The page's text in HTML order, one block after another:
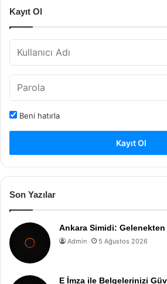
Kayıt Ol
Beni hatırla
Kayıt Ol
Son Yazılar
Ankara Simidi:
Admin 5 Ağustos 2026
E İmza ile Belgelerinizi